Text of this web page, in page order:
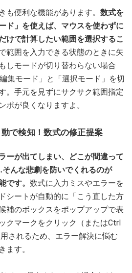
も便利な機能があります。 数式を
ド」を使えば、マウスを使わずに
けで計算したい範囲を選択するこ
範囲を入力できる状態のときに矢
しモードが切り替わらない場合
集モード」と「選択モード」を切
。手元を見ずにサクサク範囲指定
ポが良くなりますよ。
で検知！数式の修正提案
ーが出てしまい、どこが間違って
んな悲劇を防いでくれるのが
です。 数式に入力ミスやエラーを
シートが自動的に「こう直した方
補のボックスをポップアップで表
クマークをクリック（またはCtrl
されるため、エラー解決に悩む
ます。